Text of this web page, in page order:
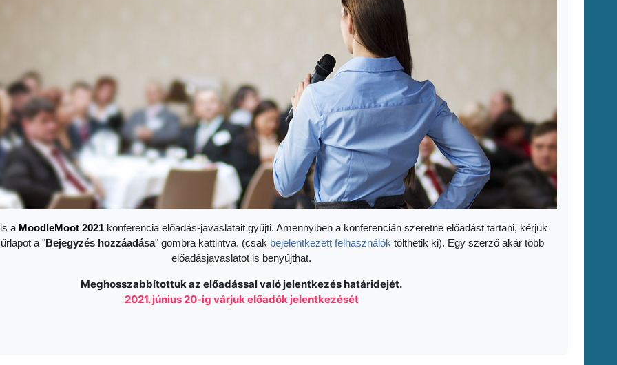
a MoodleMoot 2021 konferencia előadás-javaslatait gyűjti. Amennyiben a konferencián szeretne előadást tartani, kérjük
a "Bejegyzés hozzáadása" gombra kattintva. (csak bejelentkezett felhasználók tölthetik ki). Egy szerző akár több
előadásjavaslatot is benyújthat.
Meghosszabbítottuk az előadással való jelentkezés határidejét.
2021. június 20-ig várjuk előadók jelentkezését